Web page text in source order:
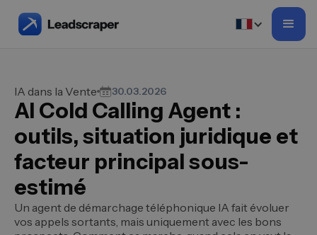
IA dans la Vente 30.03.2026
AI Cold Calling Agent :
outils, situation juridique et
facteur principal sous-
estimé
Un agent de démarchage téléphonique IA fait évoluer
vos appels sortants, mais uniquement avec les bons